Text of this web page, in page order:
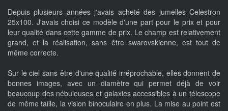
Depuis plusieurs années j'avais acheté des jumelles Celestron
25x100. J'avais choisi ce modèle d'une part pour le prix et pour
leur qualité dans cette gamme de prix. Le champ est relativement
grand, et la réalisation, sans être swarovskienne, est tout de
même correcte.
Sur le ciel sans être d'une qualité irréprochable, elles donnent de
bonnes images, avec un diamètre qui permet déjà de voir
beaucoup des nébuleuses et galaxies accessibles à un télescope
de même taille, la vision binoculaire en plus. La mise au point est